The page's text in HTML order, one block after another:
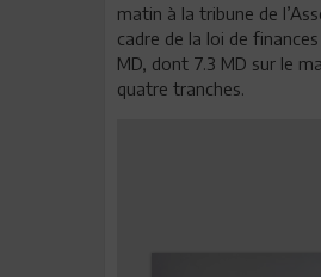
matin à la tribune de
cadre de la loi de
MD, dont 7.3 MD sur le
quatre tranches.